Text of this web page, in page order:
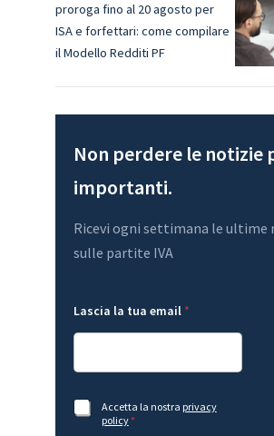
proroga fino al 20 agosto per
ISA e forfettari: come compilare
il Modello Redditi PF
Non perdere le notizie
importanti.
Ricevi ogni settimana le ultime
sulle partite IVA
a
a
a
y
A
t
a
z
Lascia la tua email *
A
c
Accetta la nostra privacy
policy*